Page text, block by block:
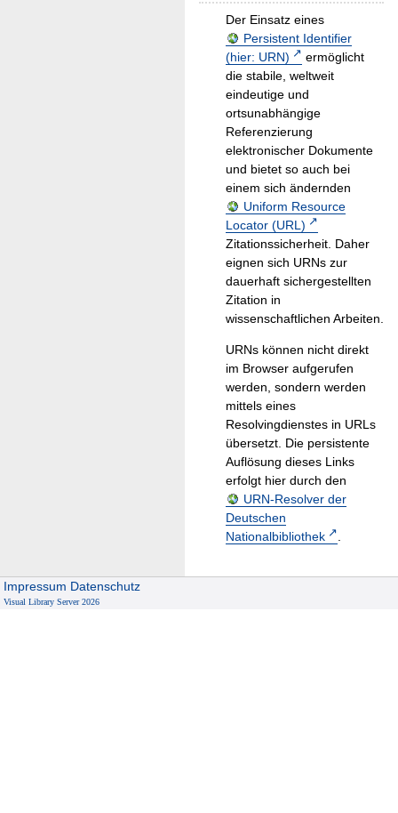
Der Einsatz eines
Persistent Identifier
(hier: URN)
ermöglicht
die stabile, weltweit
eindeutige und
ortsunabhängige
Referenzierung
elektronischer Dokumente
und bietet so auch bei
einem sich ändernden
Uniform Resource
Locator (URL)
Zitationssicherheit. Daher
eignen sich URNs zur
dauerhaft sichergestellten
Zitation in
wissenschaftlichen Arbeiten.
URNs können nicht direkt
im Browser aufgerufen
werden, sondern werden
mittels eines
Resolvingdienstes in URLs
übersetzt. Die persistente
Auflösung dieses Links
erfolgt hier durch den
URN-Resolver der
Deutschen
Nationalbibliothek
.
Impressum Datenschutz
Visual Library Server 2026